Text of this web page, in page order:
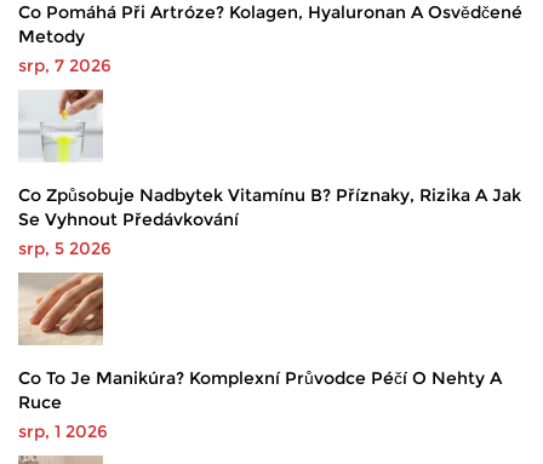
Co Pomáhá Při Artróze? Kolagen, Hyaluronan A Osvědčené
Metody
srp, 7 2026
Co Způsobuje Nadbytek Vitamínu B? Příznaky, Rizika A Jak
Se Vyhnout Předávkování
srp, 5 2026
Co To Je Manikúra? Komplexní Průvodce Péčí O Nehty A
Ruce
srp, 1 2026